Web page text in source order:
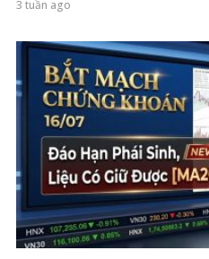
3 tuần ago